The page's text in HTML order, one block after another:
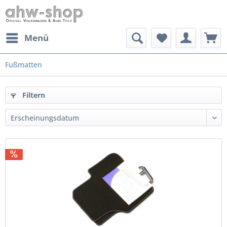
Menü
Fußmatten
Filtern